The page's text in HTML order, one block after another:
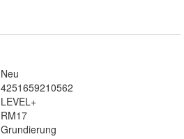
Neu
4251659210562
LEVEL+
RM17
Grundierung